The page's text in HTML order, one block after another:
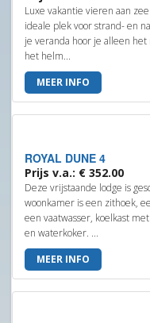
Luxe vakantie vieren aan
ideale plek voor strand- en
je veranda hoor je alleen
het helm...
MEER INFO
ROYAL DUNE 4
Prijs v.a.: € 352.00
Deze vrijstaande lodge is
woonkamer is een zithoek,
een vaatwasser, koelkast
en waterkoker. ...
MEER INFO